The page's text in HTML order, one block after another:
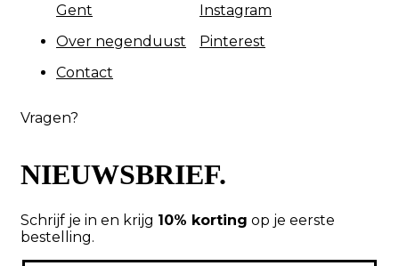
Gent
Over negenduust
Contact
Vragen?
Instagram
Pinterest
NIEUWSBRIEF.
Schrijf je in en krijg 10% korting op je eerste
bestelling.